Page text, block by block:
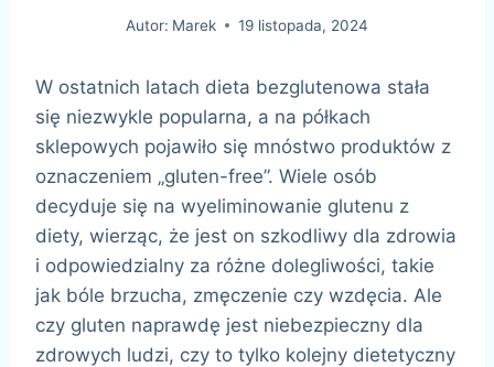
Autor: Marek 19 listopada, 2024
W ostatnich latach dieta bezglutenowa stała
się niezwykle popularna, a na półkach
sklepowych pojawiło się mnóstwo produktów z
oznaczeniem „gluten-free”. Wiele osób
decyduje się na wyeliminowanie glutenu z
diety, wierząc, że jest on szkodliwy dla zdrowia
i odpowiedzialny za różne dolegliwości, takie
jak bóle brzucha, zmęczenie czy wzdęcia. Ale
czy gluten naprawdę jest niebezpieczny dla
zdrowych ludzi, czy to tylko kolejny dietetyczny